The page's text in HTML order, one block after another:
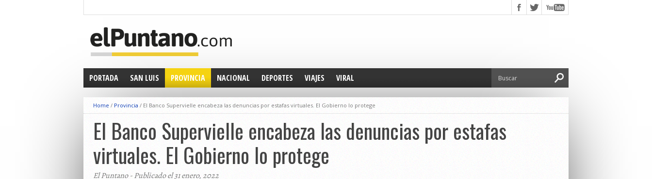
PORTADA SAN LUIS PROVINCIA NACIONAL DEPORTES VIAJES VIRAL
Home / Provincia / El Banco Supervielle encabeza las denuncias por estafas virtuales. El Gobierno lo protege
El Banco Supervielle encabeza las denuncias por estafas
virtuales. El Gobierno lo protege
El Puntano - Publicado el 31 enero, 2022